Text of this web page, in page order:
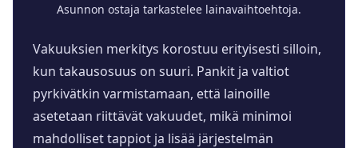
Asunnon ostaja tarkastelee lainavaihtoehtoja.
Vakuuksien merkitys korostuu erityisesti silloin,
kun takausosuus on suuri. Pankit ja valtiot
pyrkivätkin varmistamaan, että lainoille
asetetaan riittävät vakuudet, mikä minimoi
mahdolliset tappiot ja lisää järjestelmän